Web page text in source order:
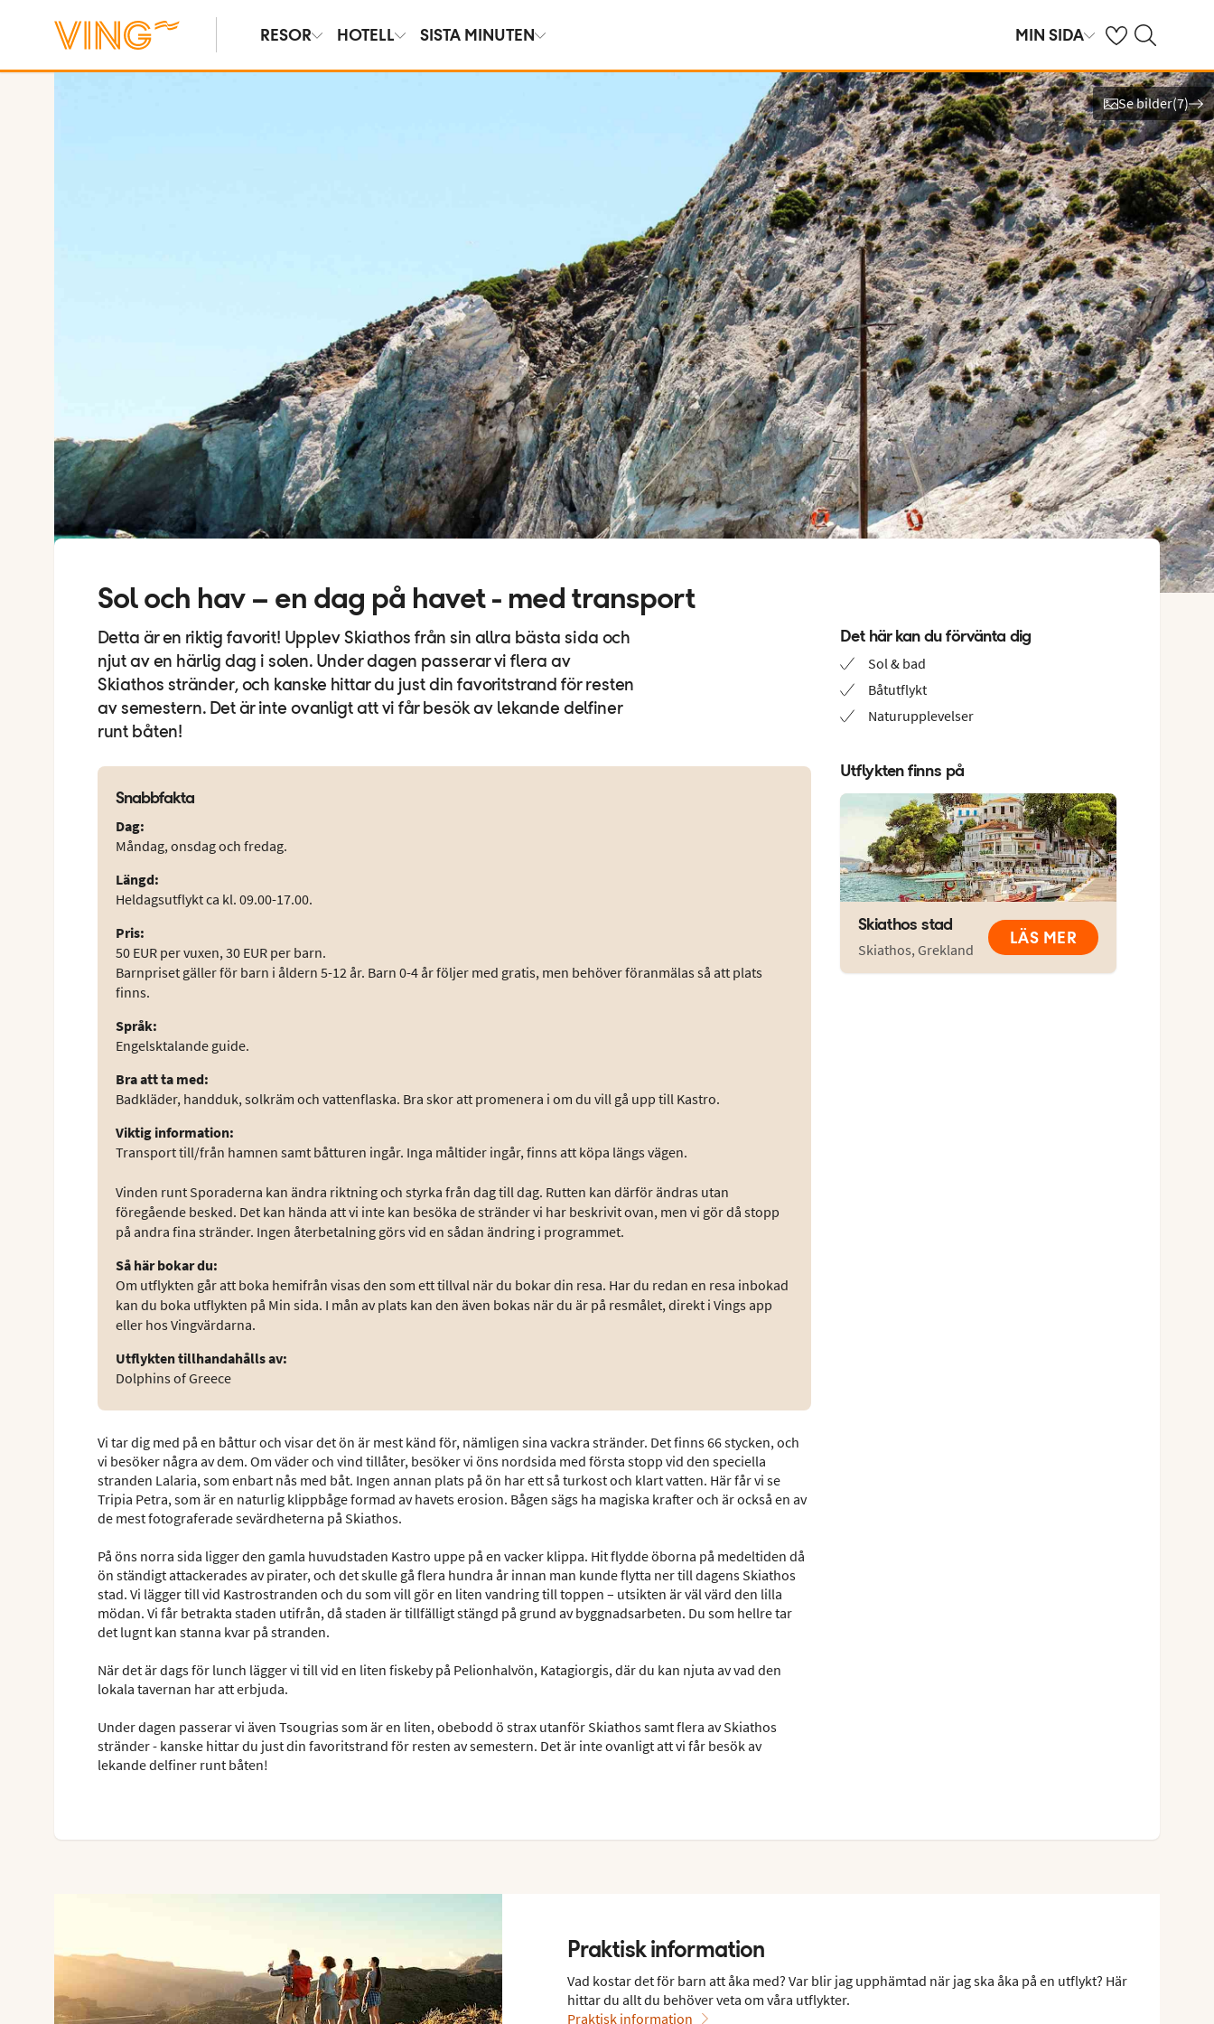
RESOR HOTELL SISTA MINUTEN MIN SIDA Se dina sparade
Sök på ving.se
Se bilder(7)
Sol och hav – en dag på havet - med transport
Detta är en riktig favorit! Upplev Skiathos från sin allra bästa sida och
njut av en härlig dag i solen. Under dagen passerar vi flera av
Skiathos stränder, och kanske hittar du just din favoritstrand för resten
av semestern. Det är inte ovanligt att vi får besök av lekande delfiner
runt båten!
Snabbfakta
Dag:
Måndag, onsdag och fredag.
Längd:
Heldagsutflykt ca kl. 09.00-17.00.
Pris:
50 EUR per vuxen, 30 EUR per barn.
Barnpriset gäller för barn i åldern 5-12 år. Barn 0-4 år följer med gratis, men behöver föranmälas så att plats
finns.
Språk:
Engelsktalande guide.
Bra att ta med:
Badkläder, handduk, solkräm och vattenflaska. Bra skor att promenera i om du vill gå upp till Kastro.
Viktig information:
Transport till/från hamnen samt båtturen ingår. Inga måltider ingår, finns att köpa längs vägen.
Vinden runt Sporaderna kan ändra riktning och styrka från dag till dag. Rutten kan därför ändras utan
föregående besked. Det kan hända att vi inte kan besöka de stränder vi har beskrivit ovan, men vi gör då stopp
på andra fina stränder. Ingen återbetalning görs vid en sådan ändring i programmet.
Så här bokar du:
Om utflykten går att boka hemifrån visas den som ett tillval när du bokar din resa. Har du redan en resa inbokad
kan du boka utflykten på Min sida. I mån av plats kan den även bokas när du är på resmålet, direkt i Vings app
eller hos Vingvärdarna.
Utflykten tillhandahålls av:
Dolphins of Greece
Vi tar dig med på en båttur och visar det ön är mest känd för, nämligen sina vackra stränder. Det finns 66 stycken, och
vi besöker några av dem. Om väder och vind tillåter, besöker vi öns nordsida med första stopp vid den speciella
stranden Lalaria, som enbart nås med båt. Ingen annan plats på ön har ett så turkost och klart vatten. Här får vi se
Tripia Petra, som är en naturlig klippbåge formad av havets erosion. Bågen sägs ha magiska krafter och är också en av
de mest fotograferade sevärdheterna på Skiathos.
På öns norra sida ligger den gamla huvudstaden Kastro uppe på en vacker klippa. Hit flydde öborna på medeltiden då
ön ständigt attackerades av pirater, och det skulle gå flera hundra år innan man kunde flytta ner till dagens Skiathos
stad. Vi lägger till vid Kastrostranden och du som vill gör en liten vandring till toppen – utsikten är väl värd den lilla
mödan. Vi får betrakta staden utifrån, då staden är tillfälligt stängd på grund av byggnadsarbeten. Du som hellre tar
det lugnt kan stanna kvar på stranden.
När det är dags för lunch lägger vi till vid en liten fiskeby på Pelionhalvön, Katagiorgis, där du kan njuta av vad den
lokala tavernan har att erbjuda.
Under dagen passerar vi även Tsougrias som är en liten, obebodd ö strax utanför Skiathos samt flera av Skiathos
stränder - kanske hittar du just din favoritstrand för resten av semestern. Det är inte ovanligt att vi får besök av
lekande delfiner runt båten!
Det här kan du förvänta dig
Sol & bad
Båtutflykt
Naturupplevelser
Utflykten finns på
Skiathos stad
Skiathos, Grekland
LÄS MER
Praktisk information
Vad kostar det för barn att åka med? Var blir jag upphämtad när jag ska åka på en utflykt? Här
hittar du allt du behöver veta om våra utflykter.
Praktisk information